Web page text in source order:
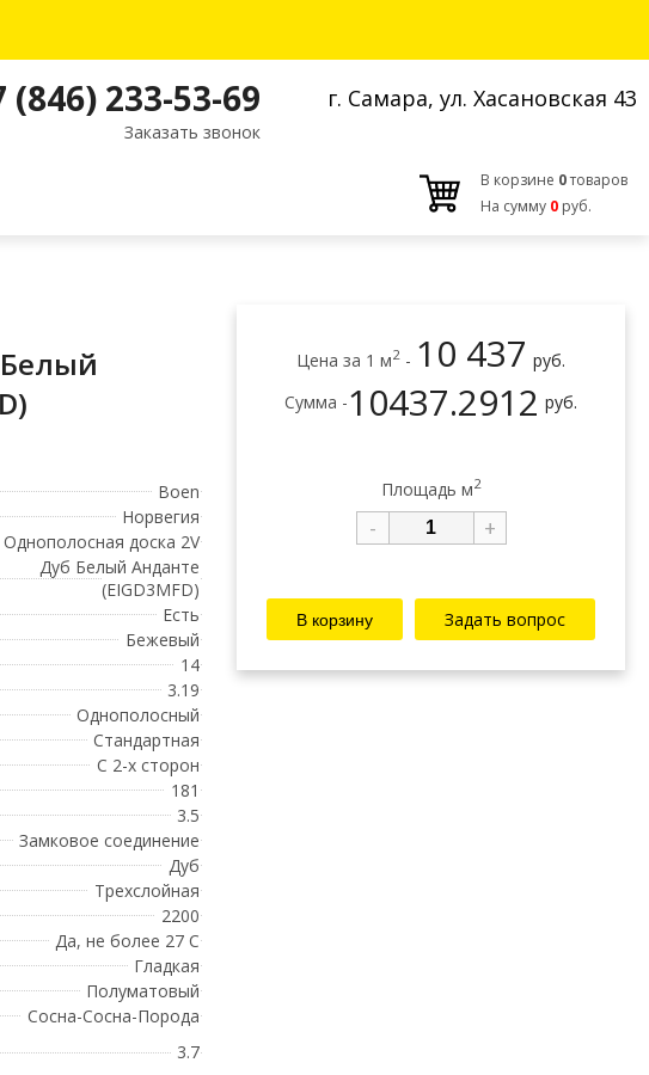
(846) 233-53-69
Заказать звонок
г. Самара, ул. Хасановская 43
В корзине 0товаров
На сумму 0 руб.
Boen
Норвегия
Однополосная доска 2V
Дуб Белый Анданте
(EIGD3MFD)
Есть
Бежевый
14
3.19
Однополосный
Стандартная
С 2-х сторон
181
3.5
Замковое соединение
Дуб
Трехслойная
2200
Да, не более 27 С
Гладкая
Полуматовый
Сосна-Сосна-Порода
3.7
Цена за 1 м2 - 10 437 руб.
Сумма -10437.2912 руб.
Площадь м2
- +
Задать вопрос